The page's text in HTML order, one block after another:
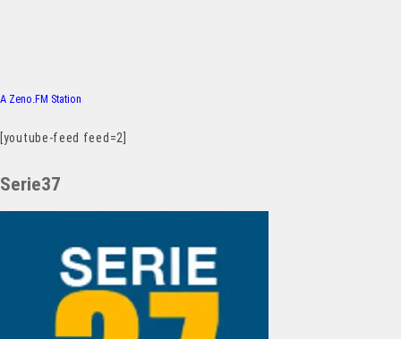
A Zeno.FM Station
[youtube-feed feed=2]
Serie37